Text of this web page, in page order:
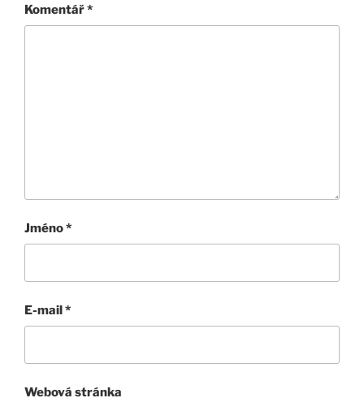
Komentář*
Jméno*
E-mail*
Webová stránka